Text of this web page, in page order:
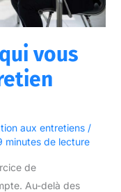
vous
aux entretiens/
minutes de lecture
de
Au-delà des